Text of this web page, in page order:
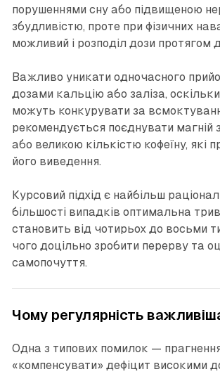
порушеннями сну або підвищеною
збудливістю, проте при фізичних
можливий і розподіл дози протягом
Важливо уникати одночасного
дозами кальцію або заліза,
можуть конкурувати за
рекомендується поєднувати магній
або великою кількістю кофеїну, які
його виведення.
Курсовий підхід є найбільш
більшості випадків оптимальна
становить від чотирьох до восьми
чого доцільно зробити перерву та
самопочуття.
Чому регулярність
Одна з типових помилок —
«компенсувати» дефіцит високими